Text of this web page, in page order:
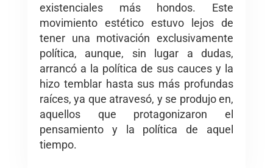
existenciales más hondos. Este
movimiento estético estuvo lejos de
tener una motivación exclusivamente
política, aunque, sin lugar a dudas,
arrancó a la política de sus cauces y la
hizo temblar hasta sus más profundas
raíces, ya que atravesó, y se produjo en,
aquellos que protagonizaron el
pensamiento y la política de aquel
tiempo.